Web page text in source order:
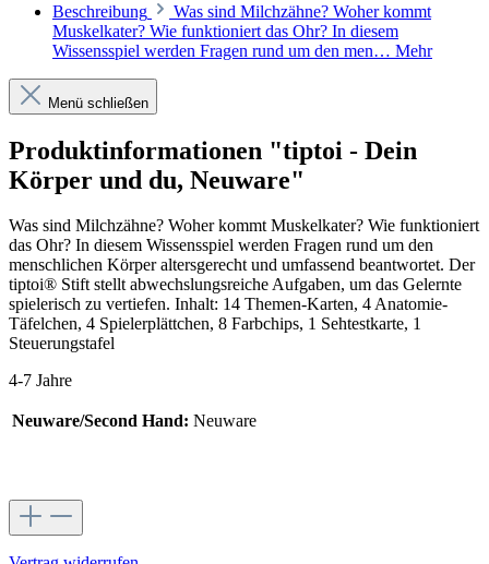
Beschreibung
Was sind Milchzähne? Woher kommt
Muskelkater? Wie funktioniert das Ohr? In diesem
Wissensspiel werden Fragen rund um den men… Mehr
Menü schließen
Produktinformationen "tiptoi - Dein
Körper und du, Neuware"
Was sind Milchzähne? Woher kommt Muskelkater? Wie funktioniert
das Ohr? In diesem Wissensspiel werden Fragen rund um den
menschlichen Körper altersgerecht und umfassend beantwortet. Der
tiptoi® Stift stellt abwechslungsreiche Aufgaben, um das Gelernte
spielerisch zu vertiefen. Inhalt: 14 Themen-Karten, 4 Anatomie-
Täfelchen, 4 Spielerplättchen, 8 Farbchips, 1 Sehtestkarte, 1
Steuerungstafel
4-7 Jahre
Neuware/Second Hand: Neuware